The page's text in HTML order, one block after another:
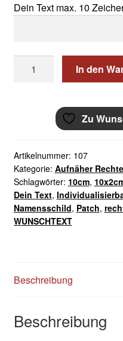
Dein Text max. 10
WUNSCHTEXT
Aufnäher
In den
Zu
Artikelnummer: 107
Kategorie: Aufnäher
Schlagwörter: 10cm,
Dein Text,
Namensschild, Patch,
WUNSCHTEXT
Beschreibung
Beschreibung